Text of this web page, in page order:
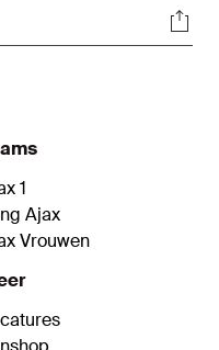
het afscheid was
In deze
1
Ajax
Vrouwen